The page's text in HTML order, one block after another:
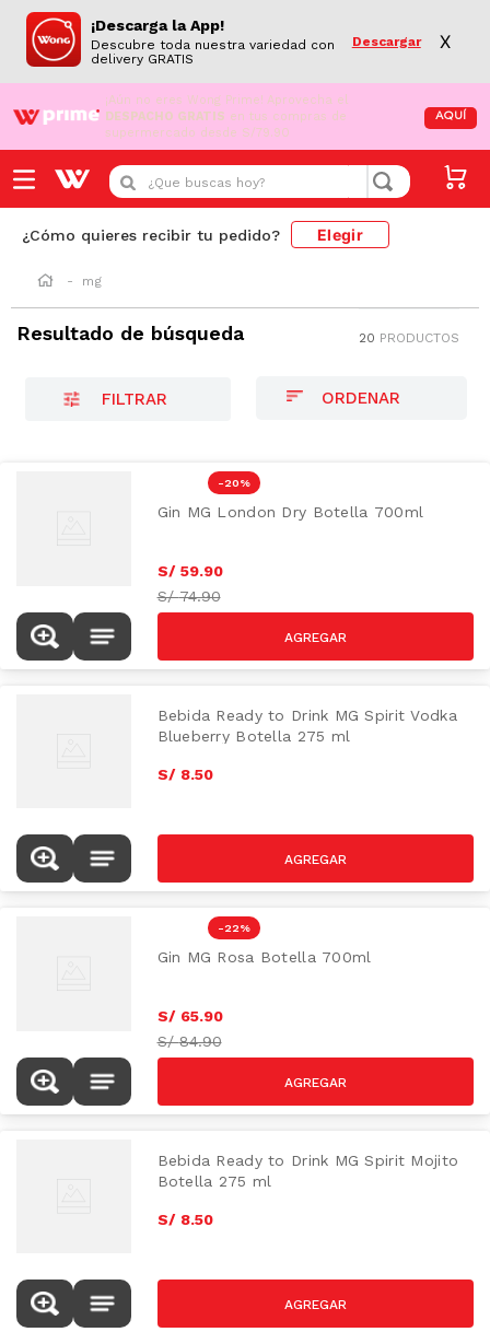
¡Descarga la App!
Descubre toda nuestra variedad con
delivery GRATIS
Descargar X
¡Aún no eres Wong Prime! Aprovecha el
DESPACHO GRATIS en tus compras de
supermercado desde S/79.90
AQUÍ
¿Que buscas hoy?
¿Cómo quieres recibir tu pedido? Elegir
mg
Resultado de búsqueda 20 PRODUCTOS
FILTRAR
-20 %
Gin MG London Dry Botella 700ml
S/ 59.90
S/74.90
Bebida Ready to Drink MG Spirit Vodka
Blueberry Botella 275 ml
S/ 8.50
-22 %
Gin MG Rosa Botella 700ml
S/ 65.90
S/84.90
Bebida Ready to Drink MG Spirit Mojito
Botella 275 ml
S/ 8.50